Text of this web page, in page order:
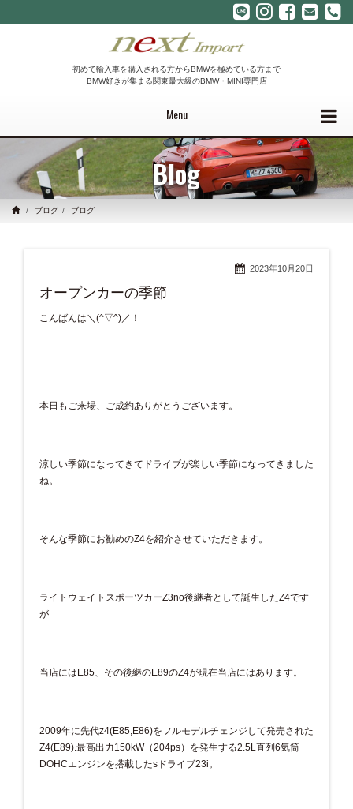
初めて輸入車を購入される方からBMWを極めている方まで
BMW好きが集まる関東最大級のBMW・MINI専門店
Menu
Blog
ブログ ブログ
2023年10月20日
オープンカーの季節
こんばんは＼(^▽^)／！
本日もご来場、ご成約ありがとうございます。
涼しい季節になってきてドライブが楽しい季節になってきました
ね。
そんな季節にお勧めのZ4を紹介させていただきます。
ライトウェイトスポーツカーZ3no後継者として誕生したZ4です
が
当店にはE85、その後継のE89のZ4が現在当店にはあります。
2009年に先代z4(E85,E86)をフルモデルチェンジして発売された
Z4(E89).最高出力150kW（204ps）を発生する2.5L直列6気筒
DOHCエンジンを搭載したsドライブ23i。